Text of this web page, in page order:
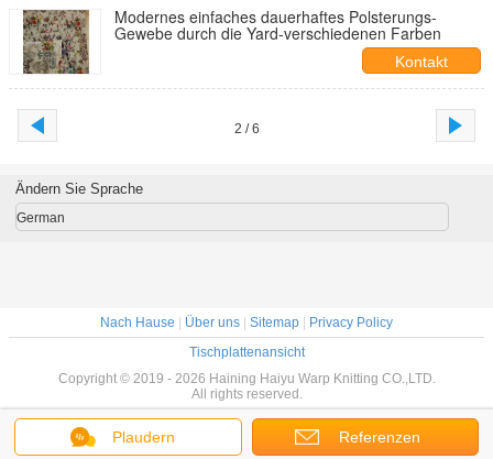
Modernes einfaches dauerhaftes Polsterungs-
Gewebe durch die Yard-verschiedenen Farben
Kontakt
2 / 6
Plaudern Referenzen
Ändern Sie Sprache
German
Nach Hause Über uns Sitemap
Privacy Policy
Tischplattenansicht
Copyright © 2019 - 2026 Haining Haiyu Warp Knitting CO.,LTD.
All rights reserved.